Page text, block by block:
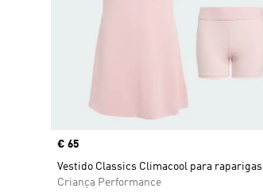
Price
€ 65
Vestido Classics Climacool para raparigas
Criança Performance